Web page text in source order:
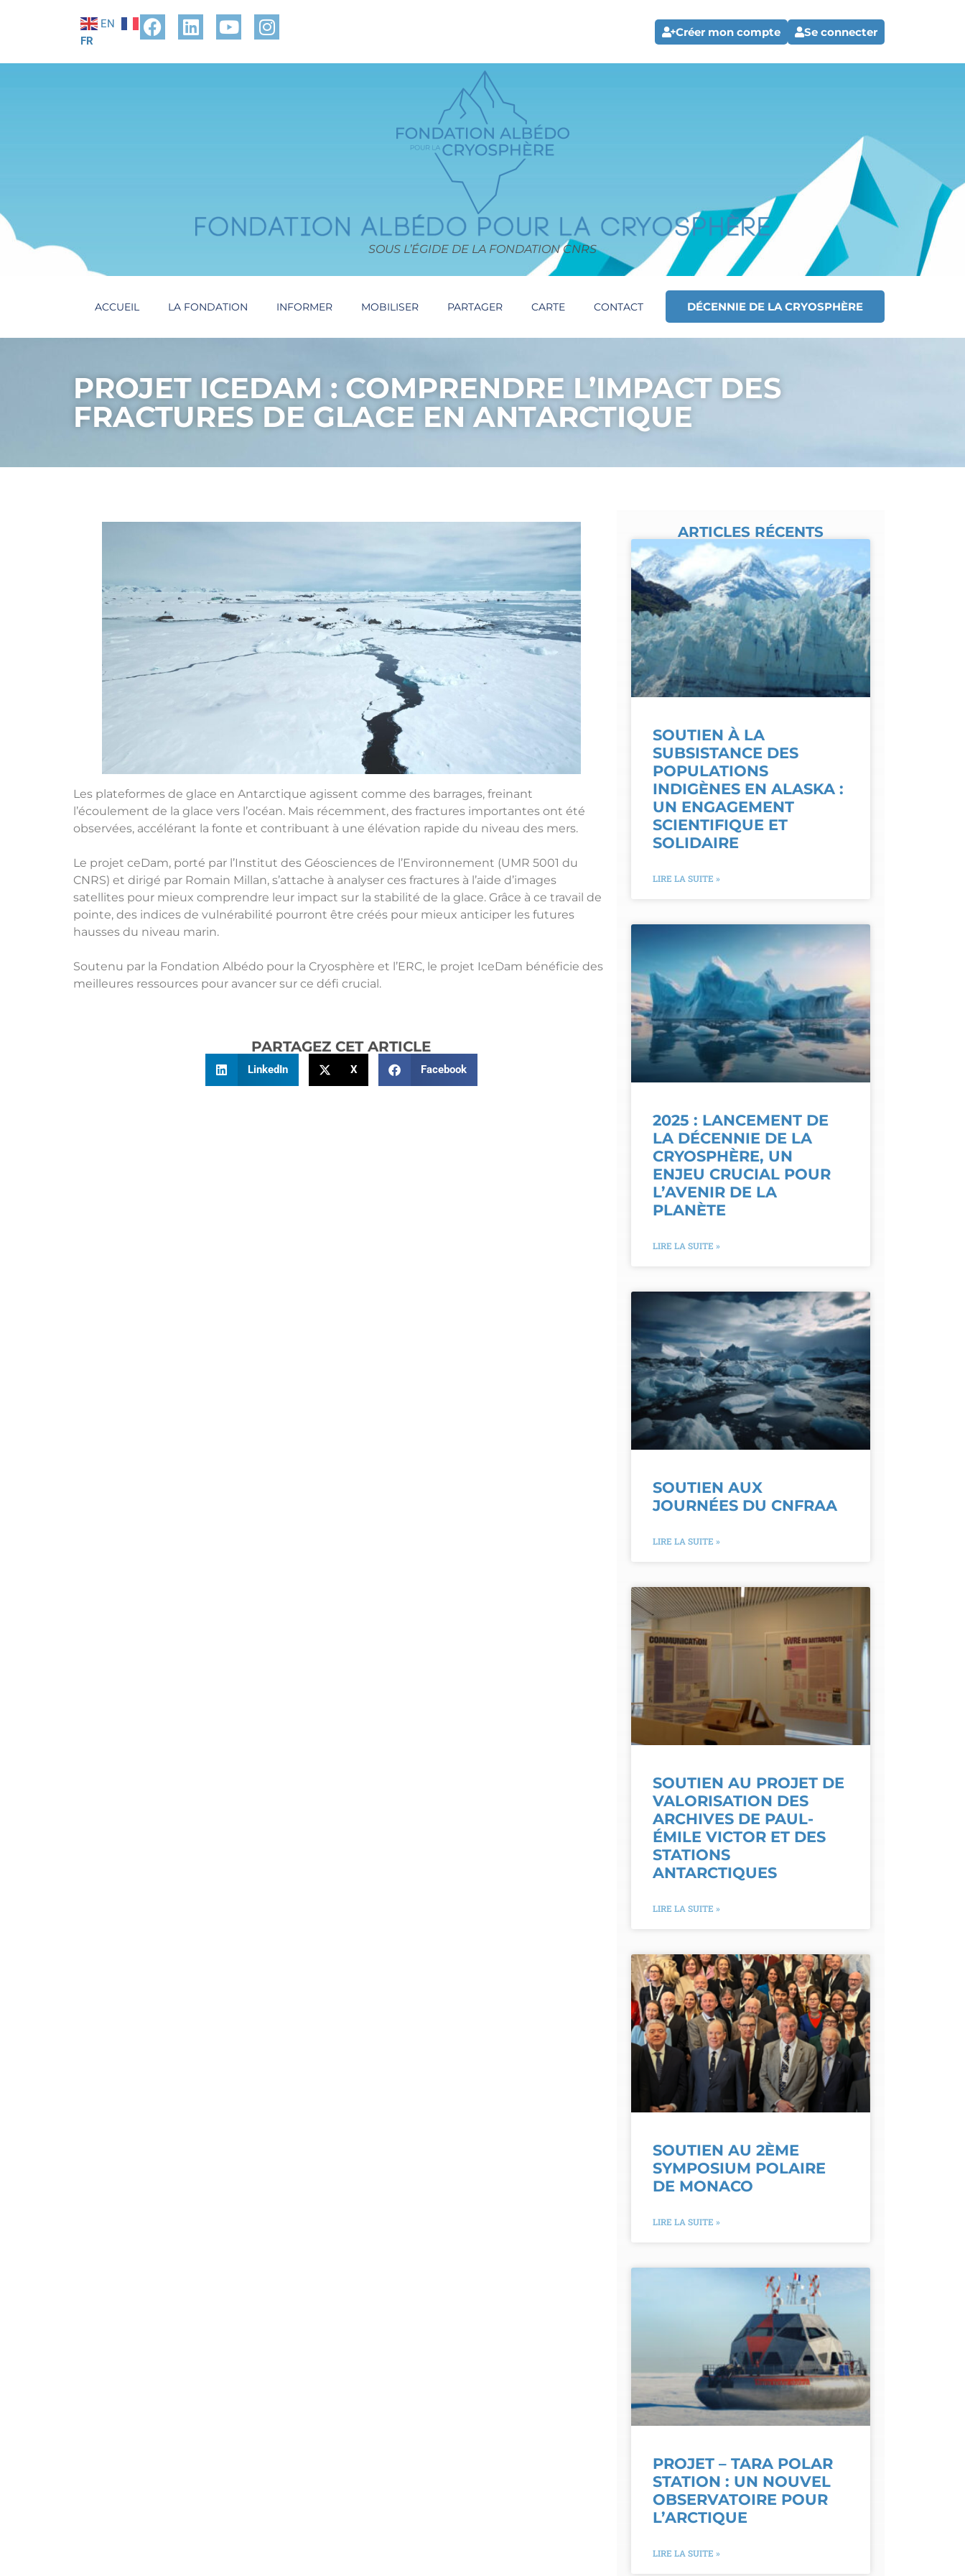
EN
FR
Créer mon compte Se connecter
SOUS L’ÉGIDE DE LA FONDATION CNRS
ACCUEIL LA FONDATION INFORMER MOBILISER PARTAGER CARTE CONTACT DÉCENNIE DE LA CRYOSPHÈRE
PROJET ICEDAM : COMPRENDRE L’IMPACT DES
FRACTURES DE GLACE EN ANTARCTIQUE
Les plateformes de glace en Antarctique agissent comme des barrages, freinant
l’écoulement de la glace vers l’océan. Mais récemment, des fractures importantes ont été
observées, accélérant la fonte et contribuant à une élévation rapide du niveau des mers.
Le projet ceDam, porté par l’Institut des Géosciences de l’Environnement (UMR 5001 du
CNRS) et dirigé par Romain Millan, s’attache à analyser ces fractures à l’aide d’images
satellites pour mieux comprendre leur impact sur la stabilité de la glace. Grâce à ce travail de
pointe, des indices de vulnérabilité pourront être créés pour mieux anticiper les futures
hausses du niveau marin.
Soutenu par la Fondation Albédo pour la Cryosphère et l’ERC, le projet IceDam bénéficie des
meilleures ressources pour avancer sur ce défi crucial.
PARTAGEZ CET ARTICLE
LinkedIn X Facebook
ARTICLES RÉCENTS
SOUTIEN À LA
SUBSISTANCE DES
POPULATIONS
INDIGÈNES EN ALASKA :
UN ENGAGEMENT
SCIENTIFIQUE ET
SOLIDAIRE
LIRE LA SUITE »
2025 : LANCEMENT DE
LA DÉCENNIE DE LA
CRYOSPHÈRE, UN
ENJEU CRUCIAL POUR
L’AVENIR DE LA
PLANÈTE
LIRE LA SUITE »
SOUTIEN AUX
JOURNÉES DU CNFRAA
LIRE LA SUITE »
SOUTIEN AU PROJET DE
VALORISATION DES
ARCHIVES DE PAUL-
ÉMILE VICTOR ET DES
STATIONS
ANTARCTIQUES
LIRE LA SUITE »
SOUTIEN AU 2ÈME
SYMPOSIUM POLAIRE
DE MONACO
LIRE LA SUITE »
PROJET – TARA POLAR
STATION : UN NOUVEL
OBSERVATOIRE POUR
L’ARCTIQUE
LIRE LA SUITE »